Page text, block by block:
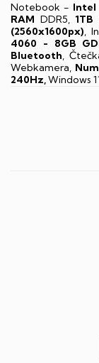
Notebook - Intel
RAM DDR5,1TB
(2560x1600px),
4060 - 8GB
Bluetooth,
Webkamera,
240Hz,Windows